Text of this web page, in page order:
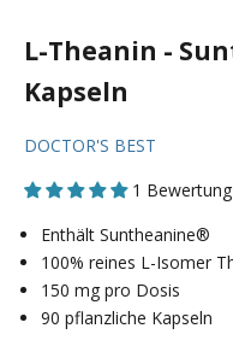
L-Theanin -
Kapseln
DOCTOR'S BEST
1 Bewertung
Enthält Suntheanine®
100% reines L-Isomer
150 mg pro Dosis
90 pflanzliche Kapseln